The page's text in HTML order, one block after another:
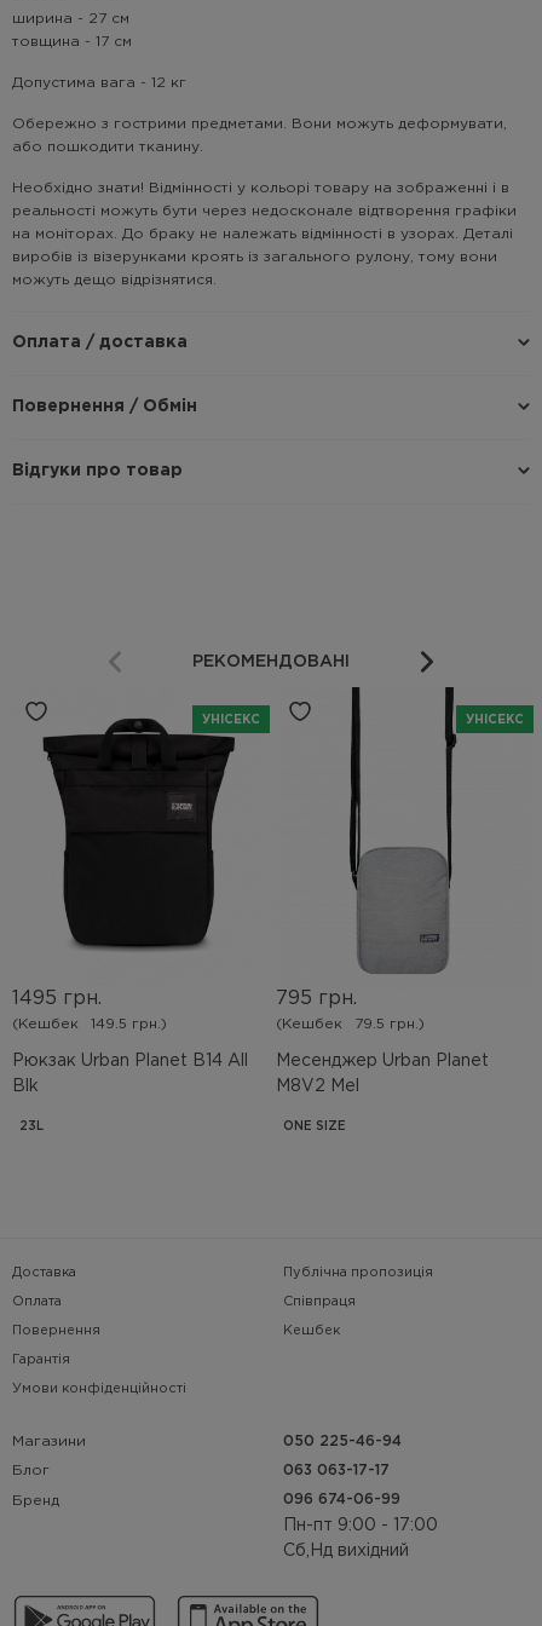
ширина - 27 см
товщина - 17 см
Допустима вага - 12 кг
Обережно з гострими предметами. Вони можуть деформувати,
або пошкодити тканину.
Необхідно знати! Відмінності у кольорі товару на зображенні і в
реальності можуть бути через недосконале відтворення графіки
на моніторах. До браку не належать відмінності в узорах. Деталі
виробів із візерунками кроять із загального рулону, тому вони
можуть дещо відрізнятися.
Оплата / доставка
Повернення / Обмін
Відгуки про товар
РЕКОМЕНДОВАНІ
УНІСЕКС
Рюкзак Urban Planet B14 All
Blk
1495 грн.
(Кешбек 149.5 грн.)
23L
УНІСЕКС
Месенджер Urban Planet
M8V2 Mel
795 грн.
(Кешбек 79.5 грн.)
ONE SIZE
Доставка
Оплата
Повернення
Гарантія
Умови конфіденційності
Публічна пропозиція
Співпраця
Кешбек
Магазини
Блог
Бренд
050 225-46-94
063 063-17-17
096 674-06-99
Пн-пт 9:00 - 17:00
Сб,Нд вихідний